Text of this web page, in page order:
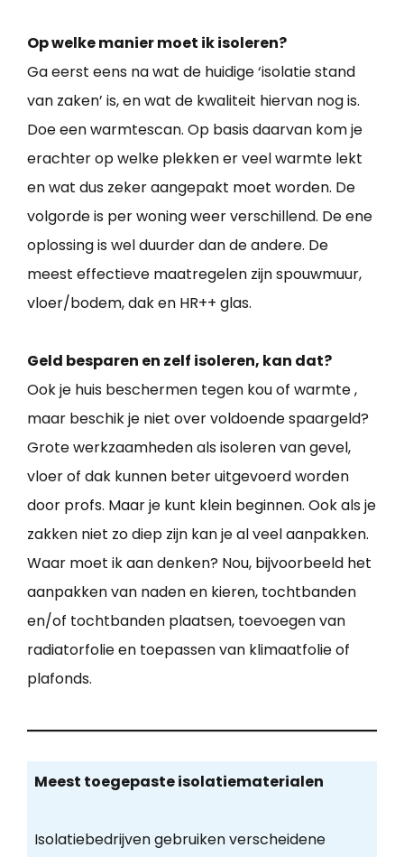
Op welke manier moet ik isoleren?
Ga eerst eens na wat de huidige ‘isolatie stand
van zaken’ is, en wat de kwaliteit hiervan nog is.
Doe een warmtescan. Op basis daarvan kom je
erachter op welke plekken er veel warmte lekt
en wat dus zeker aangepakt moet worden. De
volgorde is per woning weer verschillend. De ene
oplossing is wel duurder dan de andere. De
meest effectieve maatregelen zijn spouwmuur,
vloer/bodem, dak en HR++ glas.
Geld besparen en zelf isoleren, kan dat?
Ook je huis beschermen tegen kou of warmte ,
maar beschik je niet over voldoende spaargeld?
Grote werkzaamheden als isoleren van gevel,
vloer of dak kunnen beter uitgevoerd worden
door profs. Maar je kunt klein beginnen. Ook als je
zakken niet zo diep zijn kan je al veel aanpakken.
Waar moet ik aan denken? Nou, bijvoorbeeld het
aanpakken van naden en kieren, tochtbanden
en/of tochtbanden plaatsen, toevoegen van
radiatorfolie en toepassen van klimaatfolie of
plafonds.
Meest toegepaste isolatiematerialen
Isolatiebedrijven gebruiken verscheidene